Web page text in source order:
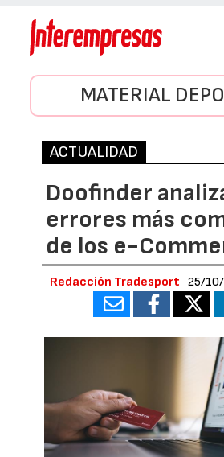
MATERIAL
ACTUALIDAD
Doofinder
errores más
de los e-
Redacción Tradesport 25/